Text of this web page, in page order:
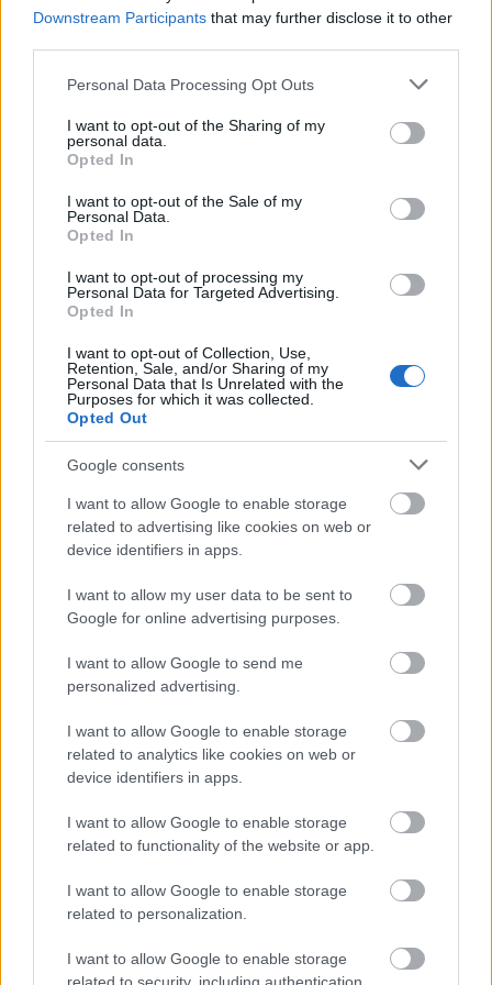
Downstream Participants that may further disclose it to other
Please note that this website/app uses one or more Google
not limited to your visit or usage behaviour. You may click to
grant or deny consent to Google and its third-party tags to
use your data for below specified purposes in below Google
consent section.
Personal Data Processing Opt Outs
I want to opt-out of the Sharing of my
personal data.
Opted In
I want to opt-out of the Sale of my
Personal Data.
Opted In
I want to opt-out of processing my
Personal Data for Targeted Advertising.
Opted In
I want to opt-out of Collection, Use,
Retention, Sale, and/or Sharing of my
Personal Data that Is Unrelated with the
Purposes for which it was collected.
Opted Out
Google consents
I want to allow Google to enable storage
related to advertising like cookies on web or
device identifiers in apps.
I want to allow my user data to be sent to
Google for online advertising purposes.
I want to allow Google to send me
personalized advertising.
I want to allow Google to enable storage
related to analytics like cookies on web or
device identifiers in apps.
I want to allow Google to enable storage
related to functionality of the website or app.
I want to allow Google to enable storage
related to personalization.
I want to allow Google to enable storage
meg is szeretne vacsorázni, mindenképpen válassza
tűzte műsorára a belvárosi mulató a…
On the board...
építészke •2019. október 17.
A fenti cím arra utal, hogy D. Tóth Krisztának ismét
sikerült egy "nagyágyút" az anyósülésre ültetnie, és
elvinnie magával. Ezúttal Szujó Zoltán volt a
az ismert műsorvezető mellé néhány perc és egy
jóízű beszélgetés erejéig. Természetesen, szó esett…